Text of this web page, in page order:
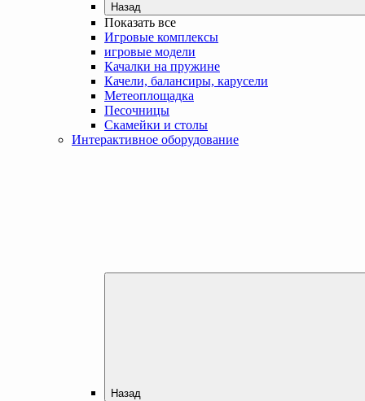
Назад
Показать все
Игровые комплексы
игровые модели
Качалки на пружине
Качели, балансиры, карусели
Метеоплощадка
Песочницы
Скамейки и столы
Интерактивное оборудование
Назад